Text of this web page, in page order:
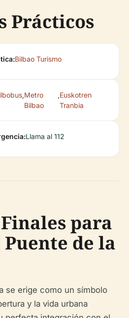
Prácticos
Bilbao Turismo
,Metro
Bilbao
,Euskotren
Tranbia
Llama al 112
para
de la
se erige como un símbolo
y la vida urbana